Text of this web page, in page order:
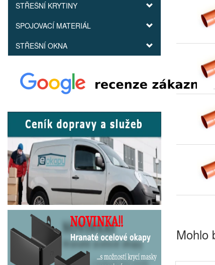
STŘEŠNÍ KRYTINY
SPOJOVACÍ MATERIÁL
STŘEŠNÍ OKNA
Mohlo